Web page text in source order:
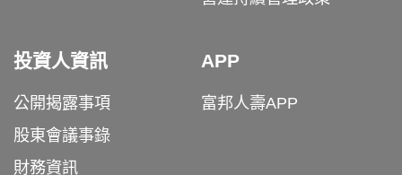
投資人資訊
公開揭露事項
股東會議事錄
財務資訊
APP
富邦人壽APP